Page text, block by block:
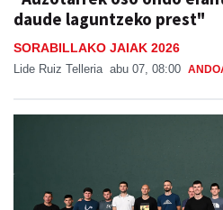
SORABILLAKO JAIAK 2026
Lide Ruiz Telleria abu 07, 08:00